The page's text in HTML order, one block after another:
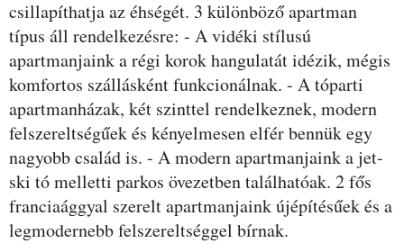
csillapíthatja az éhségét. 3 különböző apartman
típus áll rendelkezésre: - A vidéki stílusú
apartmanjaink a régi korok hangulatát idézik, mégis
komfortos szállásként funkcionálnak. - A tóparti
apartmanházak, két szinttel rendelkeznek, modern
felszereltségűek és kényelmesen elfér bennük egy
nagyobb család is. - A modern apartmanjaink a jet-
ski tó melletti parkos övezetben találhatóak. 2 fős
franciaággyal szerelt apartmanjaink újépítésűek és a
legmodernebb felszereltséggel bírnak.